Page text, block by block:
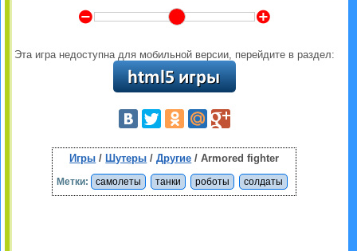
Y Z
Эта игра недоступна для мобильной версии, перейдите в раздел:
Игры / Шутеры /Другие / Armored fighter
Метки: самолеты танки роботы солдаты